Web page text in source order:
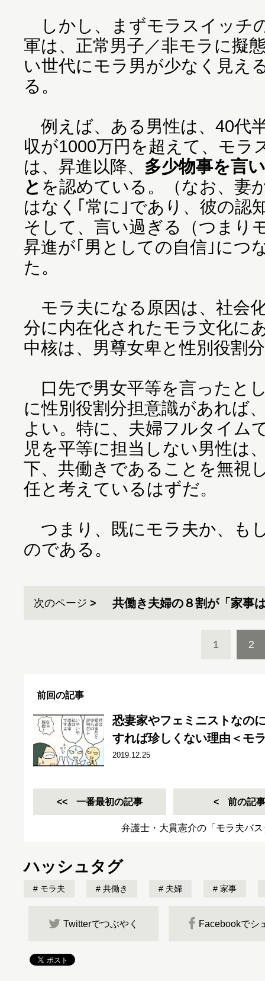
しかし、まずモラスイッチ
軍は、正常男子／非モラに擬
い世代にモラ男が少なく見え
る。
例えば、ある男性は、40代
収が1000万円を超えて、モラ
は、昇進以降、 多少物事を言
と を認めている。（なお、妻
はなく｢常に｣であり、彼の認
そして、言い過ぎる（つまり
昇進が｢男としての自信｣につ
た。
モラ夫になる原因は、社会
分に内在化されたモラ文化に
中核は、男尊女卑と性別役割
口先で男女平等を言ったと
に性別役割分担意識があれば
よい。特に、夫婦フルタイム
児を平等に担当しない男性は
下、共働きであることを無視
任と考えているはずだ。
つまり、既にモラ夫か、も
のである。
次のページ 共働き夫婦の８割が「家事
1 2
前回の記事
恐妻家やフェミニストなの
すれば珍しくない理由＜モ
2019.12.25
一番最初の記事 前の記事
弁護士・大貫憲介の「モラ夫バ
ハッシュタグ
モラ夫 共働き 夫婦 家事
Twitterでつぶやく Facebookでシ